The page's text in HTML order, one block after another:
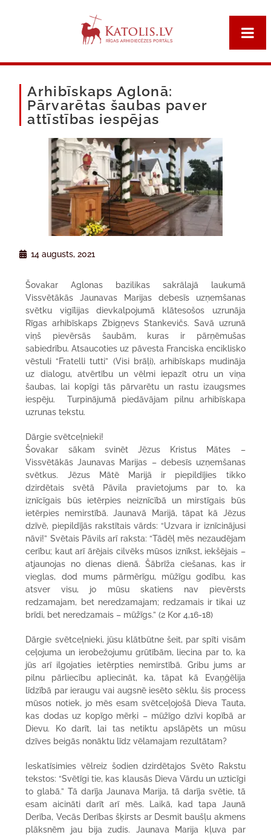
Arhibīskaps Aglonā:
Pārvarētas šaubas paver
attīstības iespējas
14 augusts, 2021
Šovakar Aglonas bazilikas sakrālajā laukumā
Vissvētākās Jaunavas Marijas debesīs uzņemšanas
svētku vigīlijas dievkalpojumā klātesošos uzrunāja
Rīgas arhibīskaps Zbigņevs Stankevičs. Savā uzrunā
viņš pievērsās šaubām, kuras ir pārņēmušas
sabiedrību. Atsaucoties uz pāvesta Franciska enciklisko
vēstuli “Fratelli tutti” (Visi brāļi), arhibīskaps mudināja
uz dialogu, atvērtību un vēlmi iepazīt otru un viņa
šaubas, lai kopīgi tās pārvarētu un rastu izaugsmes
iespēju. Turpinājumā piedāvājam pilnu arhibīskapa
uzrunas tekstu.
Dārgie svētceļnieki!
Šovakar sākam svinēt Jēzus Kristus Mātes –
Vissvētākās Jaunavas Marijas – debesīs uzņemšanas
svētkus. Jēzus Mātē Marijā ir piepildījies tikko
dzirdētais svētā Pāvila pravietojums par to, ka
iznīcīgais būs ietērpies neiznīcībā un mirstīgais būs
ietērpies nemirstībā. Jaunavā Marijā, tāpat kā Jēzus
dzīvē, piepildījās rakstītais vārds: “Uzvara ir iznīcinājusi
nāvi!” Svētais Pāvils arī raksta: “Tādēļ mēs nezaudējam
cerību; kaut arī ārējais cilvēks mūsos iznīkst, iekšējais –
atjaunojas no dienas dienā. Šābrīža ciešanas, kas ir
vieglas, dod mums pārmērīgu, mūžīgu godību, kas
atsver visu, jo mūsu skatiens nav pievērsts
redzamajam, bet neredzamajam; redzamais ir tikai uz
brīdi, bet neredzamais – mūžīgs.” (2 Kor 4,16-18)
Dārgie svētceļnieki, jūsu klātbūtne šeit, par spīti visām
ceļojuma un ierobežojumu grūtībām, liecina par to, ka
jūs arī ilgojaties ietērpties nemirstībā. Gribu jums ar
pilnu pārliecību apliecināt, ka, tāpat kā Evaņģēlija
līdzībā par ieraugu vai augsnē iesēto sēklu, šis process
mūsos notiek, jo mēs esam svētceļojošā Dieva Tauta,
kas dodas uz kopīgo mērķi – mūžīgo dzīvi kopībā ar
Dievu. Ko darīt, lai tas netiktu apslāpēts un mūsu
dzīves beigās nonāktu līdz vēlamajam rezultātam?
Ieskatīsimies vēlreiz šodien dzirdētajos Svēto Rakstu
tekstos: “Svētīgi tie, kas klausās Dieva Vārdu un uzticīgi
to glabā.” Tā darīja Jaunava Marija, tā darīja svētie, tā
esam aicināti darīt arī mēs. Laikā, kad tapa Jaunā
Derība, Vecās Derības šķirsts ar Desmit baušļu akmens
plāksnēm jau bija zudis. Jaunava Marija kļuva par